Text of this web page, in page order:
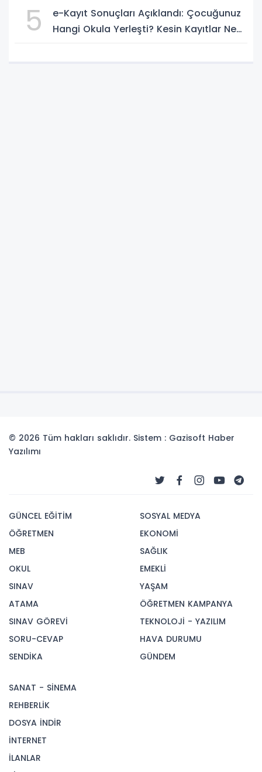
5
e-Kayıt Sonuçları Açıklandı: Çocuğunuz
Hangi Okula Yerleşti? Kesin Kayıtlar Ne
© 2026 Tüm hakları saklıdır. Sistem : Gazisoft Haber
Yazılımı
GÜNCEL EĞİTİM
ÖĞRETMEN
MEB
OKUL
SINAV
ATAMA
SINAV GÖREVİ
SORU-CEVAP
SENDİKA
SOSYAL MEDYA
EKONOMİ
SAĞLIK
EMEKLİ
YAŞAM
ÖĞRETMEN KAMPANYA
TEKNOLOJİ - YAZILIM
HAVA DURUMU
GÜNDEM
SANAT - SİNEMA
REHBERLİK
DOSYA İNDİR
İNTERNET
İLANLAR